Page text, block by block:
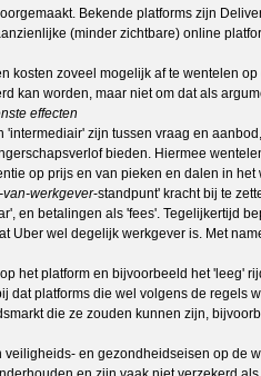
Bekende platforms zijn
(minder zichtbare) online
kosten zoveel mogelijk af te wentelen
kan worden, maar niet om dat als
effecten
zijn tussen vraag en
bieden. Hiermee
op prijs en van pieken en dalen in
werkgever-standpunt' kracht bij te
en betalingen als 'fees'. Tegelijkertijd
Uber wel degelijk werkgever is. Met
het platform en bijvoorbeeld het
dat platforms die wel volgens de
die ze zouden kunnen zijn,
en gezondheidseisen op